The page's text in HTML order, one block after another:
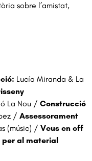
sobre l’amistat,
Lucía Miranda & La
La Nou /Construcció
/Assessorament
(músic) /Veus en off
per al material